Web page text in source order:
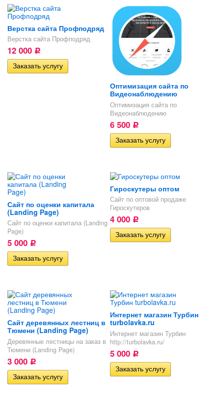
Верстка сайта Профподряд
Верстка сайта Профподряд
12 000 Р
Оптимизация сайта по
Видеонаблюдению
Оптимизация сайта по
Видеонаблюдению
6 500 Р
Сайт по оценки капитала
(Landing Page)
Сайт по оценки капитала (Landing
Page)
5 000 Р
Гироскутеры оптом
Сайт по оптовой продаже
Гироскутеров
4 000 Р
Сайт деревянных лестниц в
Тюмени (Landing Page)
Деревянные лестницы на заказ в
Тюмени (Landing Page)
3 000 Р
Интернет магазин Турбин
turbolavka.ru
Интернет магазин Турбин
http://turbolavka.ru/
5 000 Р